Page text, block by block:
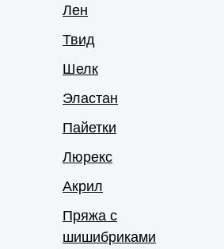
Лен
Твид
Шелк
Эластан
Пайетки
Люрекс
Акрил
Пряжа с
шишибриками